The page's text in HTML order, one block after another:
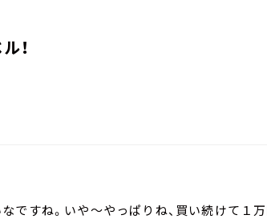
！
ですね。いや～やっぱりね、買い続けて１